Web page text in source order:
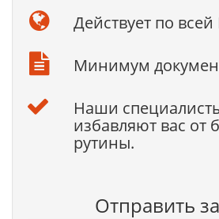
Действует по всей
Минимум
Наши
избавляют вас от
рутины.
Отправить